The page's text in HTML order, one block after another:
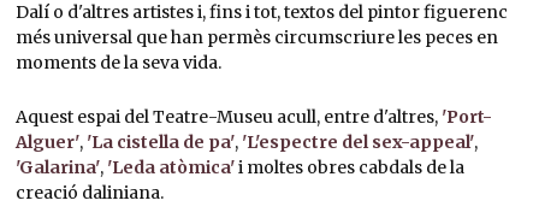
Dalí o d'altres artistes i, fins i tot, textos del pintor figuerenc
més universal que han permès circumscriure les peces en
moments de la seva vida.
Aquest espai del Teatre-Museu acull, entre d'altres, 'Port-
Alguer', 'La cistella de pa', 'L'espectre del sex-appeal',
'Galarina', 'Leda atòmica'i moltes obres cabdals de la
creació daliniana.